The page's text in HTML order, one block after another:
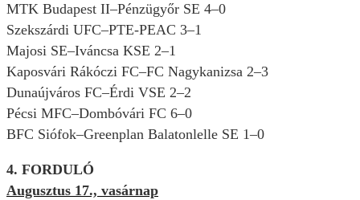
MTK Budapest II–Pénzügyőr SE 4–0
Szekszárdi UFC–PTE-PEAC 3–1
Majosi SE–Iváncsa KSE 2–1
Kaposvári Rákóczi FC–FC Nagykanizsa 2–3
Dunaújváros FC–Érdi VSE 2–2
Pécsi MFC–Dombóvári FC 6–0
BFC Siófok–Greenplan Balatonlelle SE 1–0
4. FORDULÓ
Augusztus 17., vasárnap